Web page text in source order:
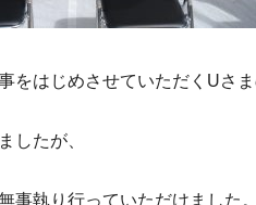
をはじめさせていただくUさま
したが、
事執り行っていただけました。